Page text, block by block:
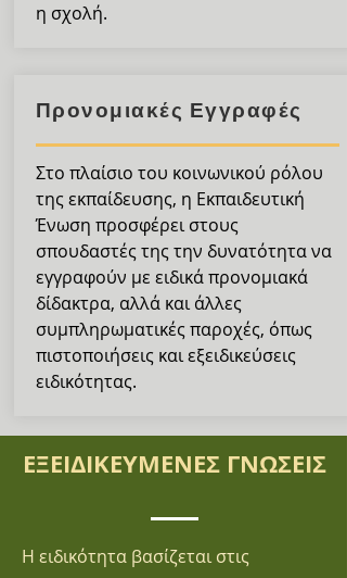
η σχολή.
Προνομιακές Εγγραφές
Στο πλαίσιο του κοινωνικού ρόλου
της εκπαίδευσης, η Εκπαιδευτική
Ένωση προσφέρει στους
σπουδαστές της την δυνατότητα να
εγγραφούν με ειδικά προνομιακά
δίδακτρα, αλλά και άλλες
συμπληρωματικές παροχές, όπως
πιστοποιήσεις και εξειδικεύσεις
ειδικότητας.
ΕΞΕΙΔΙΚΕΥΜΕΝΕΣ ΓΝΩΣΕΙΣ
Η ειδικότητα βασίζεται στις